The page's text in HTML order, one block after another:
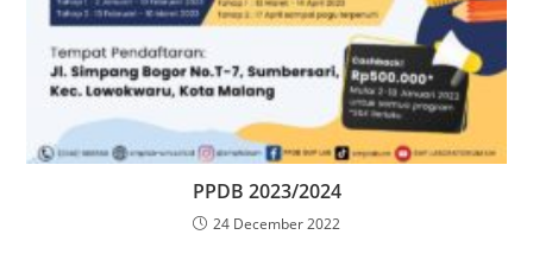
PPDB 2023/2024
24 December 2022